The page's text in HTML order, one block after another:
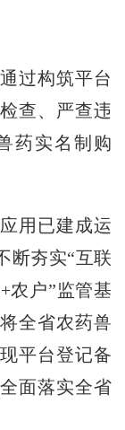
过构筑平台
查、严查违
药实名制购
用已建成运
断夯实“互联
+农户”监管基
全省农药兽
平台登记备
面落实全省